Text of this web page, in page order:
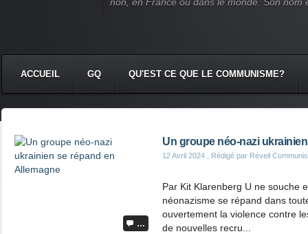
ACCUEIL GQ QU'EST CE QUE LE COMMUNISME?
…
Un groupe néo-nazi
12 Avril 2024 , Rédigé par Réveil
Par Kit Klarenberg U ne souche
néonazisme se répand dans
ouvertement la violence contre
de nouvelles recru...